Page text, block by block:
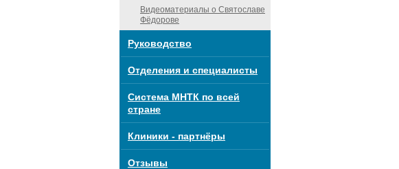
Видеоматериалы о Святославе
Фёдорове
Руководство
Отделения и специалисты
Система МНТК по всей
стране
Клиники - партнёры
Отзывы